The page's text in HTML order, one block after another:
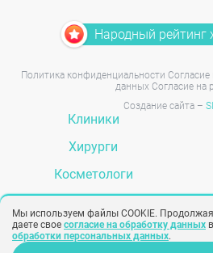
Народный рейтинг
Политика конфиденциальности Согласие
данных Согласие на
Создание сайта –
Клиники
Хирурги
Косметологи
Мы используем файлы COOKIE.
даете свое согласие на обработку данных
обработки персональных данных.